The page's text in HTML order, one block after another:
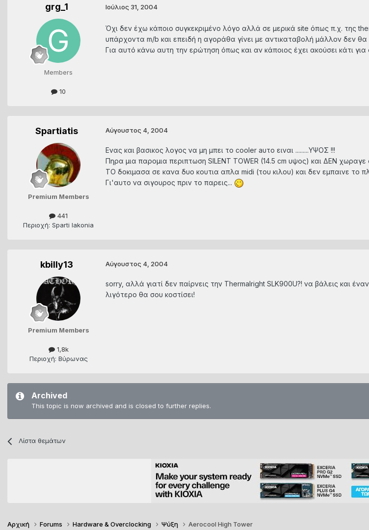
grg_1
Members
10
Ιούλιος 31, 2004
Όχι δεν έχω κάποιο συγκεκριμένο λόγο αλλά σε μερικά site όπως π.χ. της
υπάρχοντα m/b και επειδή η αγοράθα γίνει με αντικαταβολή μάλλον δεν
Για αυτό κάνω αυτη την ερώτηση όπως και αν κάποιος έχει ακούσει κάτι
Spartiatis
Premium Members
441
Περιοχή: Sparti lakonia
Αύγουστος 4, 2004
Ενας και βασικος λογος να μη μπει το cooler aυτο ειναι .........ΥΨΟΣ !!!
Πηρα μια παρομια περιπτωση SILENT TOWER (14.5 cm υψος) και ΔΕΝ χωραγε
ΤΟ δοκιμασα σε κανα δυο κουτια απλα midi (του κιλου) και δεν εμπαινε το
Γι'αυτο να σιγουρος πριν το παρεις...
kbilly13
Premium Members
1,8k
Περιοχή: Bύρωνας
Αύγουστος 4, 2004
sorry, αλλά γιατί δεν παίρνεις την Thermalright SLK900U?! να βάλεις και
λιγότερο θα σου κοστίσει!
Archived
This topic is now archived and is closed to further replies.
Λίστα θεμάτων
Αρχική Forums Hardware & Overclocking Ψύξη Aerocool High Tower